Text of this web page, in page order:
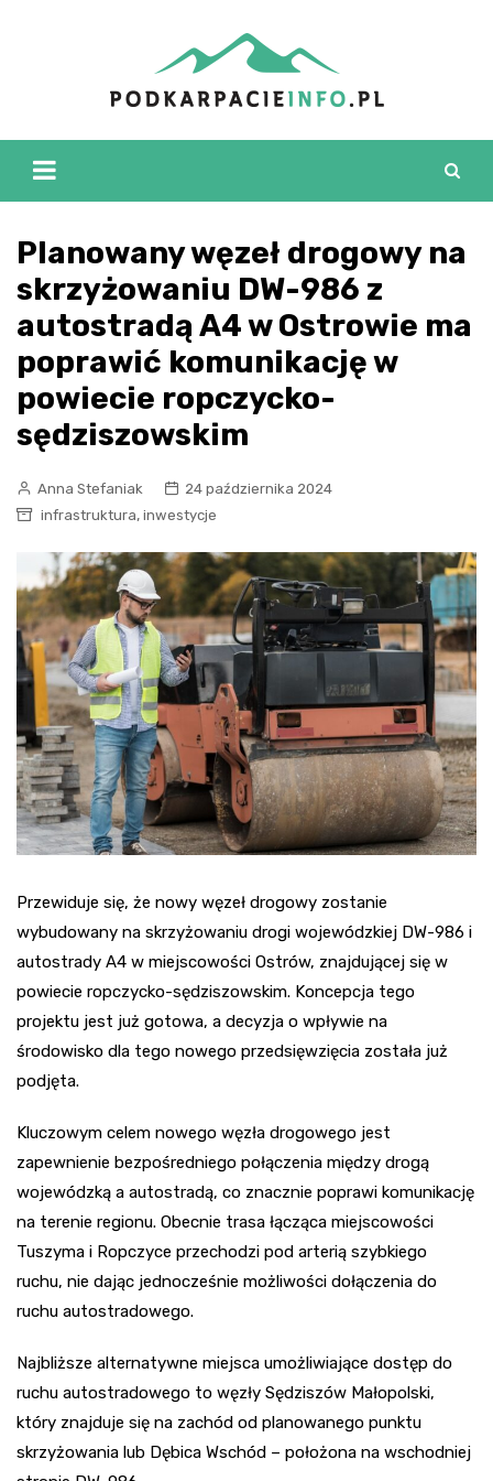
Planowany węzeł drogowy na
skrzyżowaniu DW-986 z
autostradą A4 w Ostrowie ma
poprawić komunikację w
powiecie ropczycko-
sędziszowskim
Anna Stefaniak
24 października 2024
infrastruktura, inwestycje
Przewiduje się, że nowy węzeł drogowy zostanie
wybudowany na skrzyżowaniu drogi wojewódzkiej DW-986 i
autostrady A4 w miejscowości Ostrów, znajdującej się w
powiecie ropczycko-sędziszowskim. Koncepcja tego
projektu jest już gotowa, a decyzja o wpływie na
środowisko dla tego nowego przedsięwzięcia została już
podjęta.
Kluczowym celem nowego węzła drogowego jest
zapewnienie bezpośredniego połączenia między drogą
wojewódzką a autostradą, co znacznie poprawi komunikację
na terenie regionu. Obecnie trasa łącząca miejscowości
Tuszyma i Ropczyce przechodzi pod arterią szybkiego
ruchu, nie dając jednocześnie możliwości dołączenia do
ruchu autostradowego.
Najbliższe alternatywne miejsca umożliwiające dostęp do
ruchu autostradowego to węzły Sędziszów Małopolski,
który znajduje się na zachód od planowanego punktu
skrzyżowania lub Dębica Wschód – położona na wschodniej